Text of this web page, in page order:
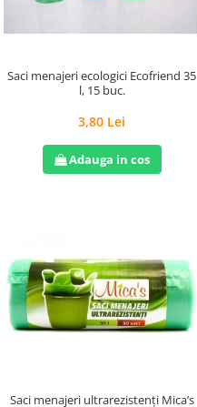
Saci menajeri ecologici Ecofriend 35
l, 15 buc.
3,80 Lei
Adauga in cos
Saci menajeri ultrarezistenți Mica’s